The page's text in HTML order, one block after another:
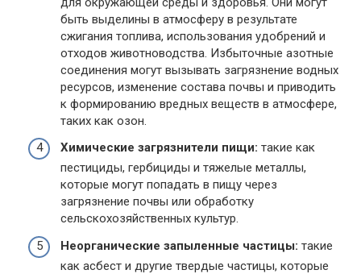
быть выделины в атмосферу в результате
сжигания топлива, использования удобрений и
отходов животноводства. Избыточные азотные
соединения могут вызывать загрязнение водных
ресурсов, изменение состава почвы и приводить
к формированию вредных веществ в атмосфере,
таких как озон.
Химические загрязнители пищи: такие как
пестициды, гербициды и тяжелые металлы,
которые могут попадать в пищу через
загрязнение почвы или обработку
сельскохозяйственных культур.
Неорганические запыленные частицы: такие
как асбест и другие твердые частицы, которые